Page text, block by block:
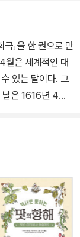
이터스 앤드로니
대해 악의에 찬 비
인기를 더해 갔다.
수 있는 사람은 오
대 사람이 아니라,
익스피어는 159
.
」을 한 권으로 만
월은 세계적인 대
있는 달이다. 그
은 1616년 4월
사례는 이뿐만
포기해야 한다면
방송에서 실시한
조사에서는 셰익
400년이 넘는 세